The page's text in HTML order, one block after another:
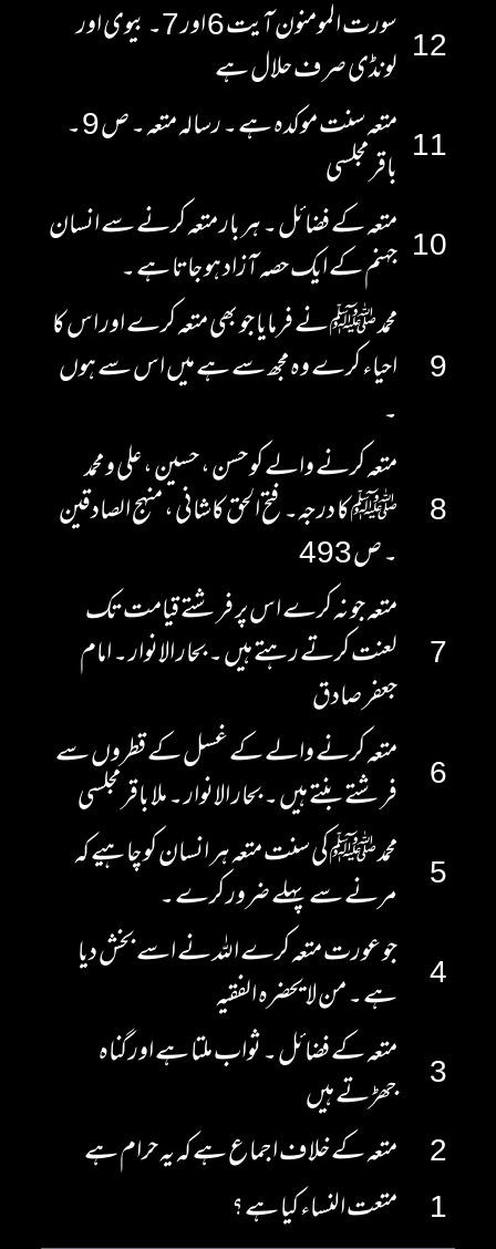
12
سورت المومنون آیت 6 اور 7۔ بیوی اور
لونڈی صرف حلال ہے
11
متعہ سنت موکدہ ہے ۔ رسالہ متعہ ۔ ص 9 ۔
باقر مجلسی
10 متعہ کے فضائل ۔ ہر بار متعہ کرنے سے انسان
جہنم کے ایک حصہ آزاد ہو جاتا ہے ۔
9
محمد ﷺ نے فرمایا جو بھی متعہ کرے اور اس کا
احیاء کرے وہ مجھ سے ہے میں اس سے ہوں
۔
8
متعہ کرنے والے کو حسن ، حسین ، علی و محمد
ﷺ کا درجہ۔ فتح الحق کاشانی ، منہج الصادقین
۔ ص 493
7
متعہ جو نہ کرے اس پر فرشتے قیامت تک
لعنت کرتے رہتے ہیں ۔ بحار الانوار ۔ امام
جعفر صادق
6
متعہ کرنے والے کے غسل کے قطروں سے
فرشتے بنتے ہیں ۔ بحار الانوار ۔ ملا باقر مجلسی
5
محمد ﷺ کی سنت متعہ ہر انسان کو چاہیے کہ
مرنے سے پہلے ضرور کرے ۔
4
جو عورت متعہ کرے اللہ نے اسے بخش دیا
ہے ۔ من لا یحضرہ الفقیہ
3
متعہ کے فضائل ۔ ثواب ملتا ہے اور گناہ
جھڑتے ہیں
2
متعہ کے خلاف اجماع ہے کہ یہ حرام ہے
1
متعت النساء کیا ہے ؟